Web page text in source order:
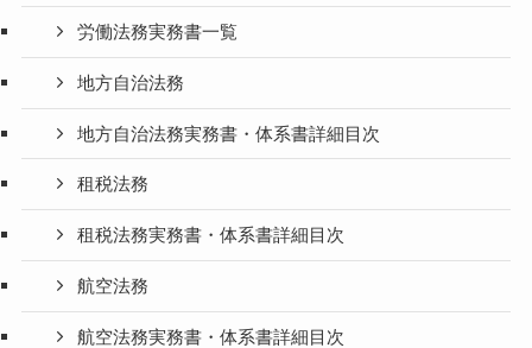
労働法務実務書一覧
地方自治法務
地方自治法務実務書・体系書詳細目次
租税法務
租税法務実務書・体系書詳細目次
航空法務
航空法務実務書・体系書詳細目次